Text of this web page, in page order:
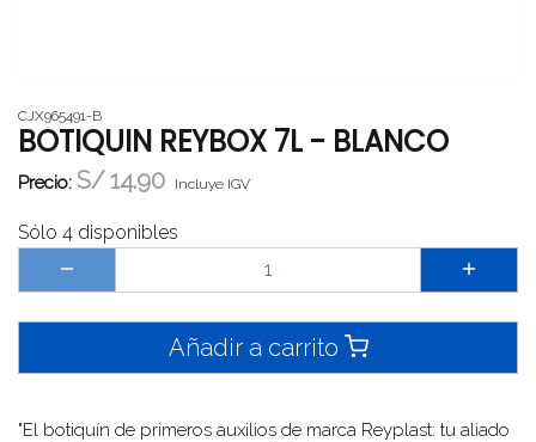
CJX965491-B
BOTIQUIN REYBOX 7L - BLANCO
Precio: S/14.90 Incluye IGV
Sólo 4 disponibles
Añadir a carrito
"El botiquín de primeros auxilios de marca Reyplast: tu aliado